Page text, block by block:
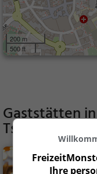
200 m
500 ft
Gaststätten
Tsvaipunktnul
Ihre